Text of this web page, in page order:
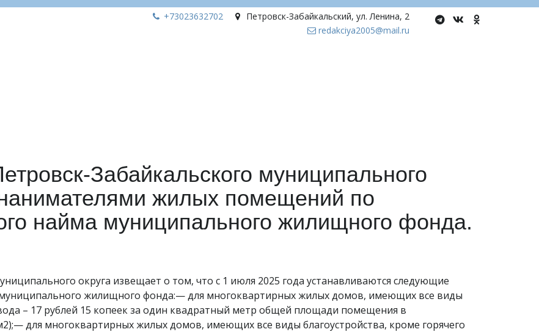
Петровск-Забайкальский, ул. Ленина, 2
+73023632702
redakciya2005@mail.ru
Забайкальского муниципального
жилых помещений по
найма муниципального жилищного фонда.
округа извещает о том, что с 1 июля 2025 года устанавливаются следующие
жилищного фонда:— для многоквартирных жилых домов, имеющих все виды
– 17 рублей 15 копеек за один квадратный метр общей площади помещения в
для многоквартирных жилых домов, имеющих все виды благоустройства, кроме горячего